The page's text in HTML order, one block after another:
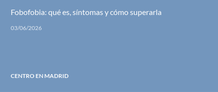
Fobofobia: qué es, síntomas y cómo superarla
03/06/2026
CENTRO EN MADRID